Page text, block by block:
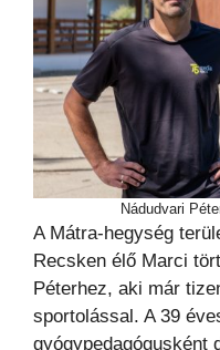
Nádudvari
A Mátra-hegység
Recsken élő Marci
Péterhez, aki már
sportolással. A 39
gyógypedagógusként